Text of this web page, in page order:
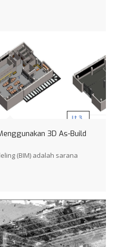
3D As-Build
(BIM) adalah sarana